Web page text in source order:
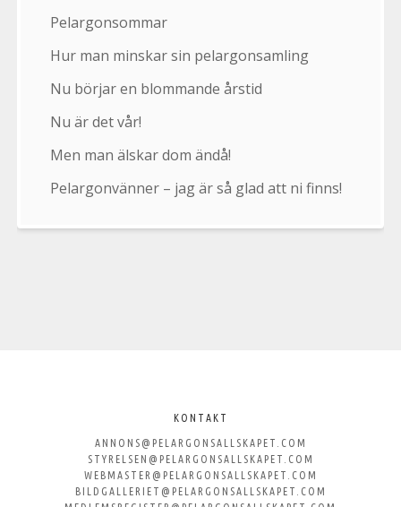
Pelargonsommar
Hur man minskar sin pelargonsamling
Nu börjar en blommande årstid
Nu är det vår!
Men man älskar dom ändå!
Pelargonvänner – jag är så glad att ni finns!
Svenska
KONTAKT
ANNONS@PELARGONSALLSKAPET.COM
STYRELSEN@PELARGONSALLSKAPET.COM
WEBMASTER@PELARGONSALLSKAPET.COM
BILDGALLERIET@PELARGONSALLSKAPET.COM